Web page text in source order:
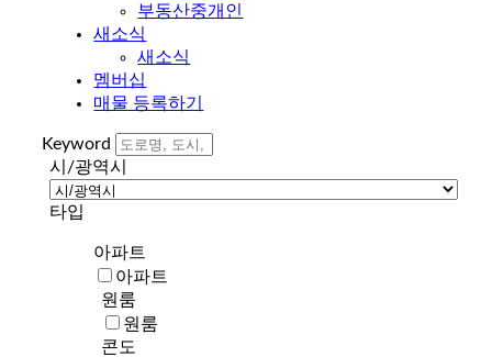
부동산중개인
새소식
새소식
멤버십
매물 등록하기
Keyword
시/광역시
타입
아파트
아파트
원룸
원룸
콘도